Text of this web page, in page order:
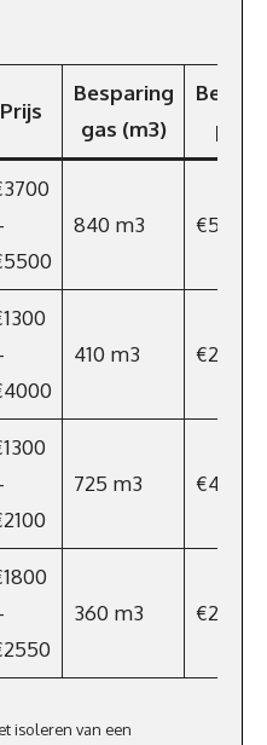
Prijs
Besparing
gas (m3)
p/
840 m3 €554
410 m3 €271
725 m3 €479
360 m3 €237,6
isoleren van een